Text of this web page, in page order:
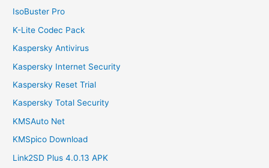
IsoBuster Pro
K-Lite Codec Pack
Kaspersky Antivirus
Kaspersky Internet Security
Kaspersky Reset Trial
Kaspersky Total Security
KMSAuto Net
KMSpico Download
Link2SD Plus 4.0.13 APK